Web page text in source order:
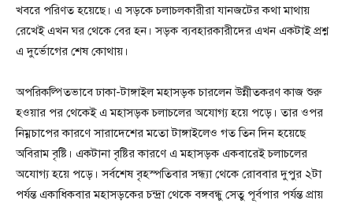
খবরে পরিণত হয়েছে। এ সড়কে চলাচলকারীরা যানজটের কথা মাথায়
রেখেই এখন ঘর থেকে বের হন। সড়ক ব্যবহারকারীদের এখন একটাই প্রশ্ন
এ দুর্ভোগের শেষ কোথায়।
অপরিকল্পিতভাবে ঢাকা-টাঙ্গাইল মহাসড়ক চারলেন উন্নীতকরণ কাজ শুরু
হওয়ার পর থেকেই এ মহাসড়ক চলাচলের অযোগ্য হয়ে পড়ে। তার ওপর
নিম্নচাপের কারণে সারাদেশের মতো টাঙ্গাইলেও গত তিন দিন হয়েছে
অবিরাম বৃষ্টি। একটানা বৃষ্টির কারণে এ মহাসড়ক একবারেই চলাচলের
অযোগ্য হয়ে পড়ে। সর্বশেষ বৃহস্পতিবার সন্ধ্যা থেকে রোববার দুপুর ২টা
পর্যন্ত একাধিকবার মহাসড়কের চন্দ্রা থেকে বঙ্গবন্ধু সেতু পূর্বপার পর্যন্ত প্রায়